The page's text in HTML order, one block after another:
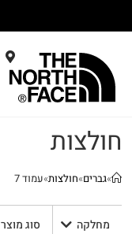
חולצות
»גברים»חולצות»עמוד 7
מחלקה סוג מוצר